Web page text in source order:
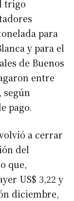
trigo
para
y para el
de Buenos
entre
según
pago.
a cerrar
del
que,
US$ 3,22 y
diciembre,